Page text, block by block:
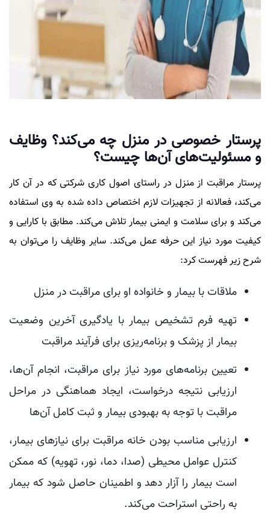
پرستار خصوصی در منزل چه می‌کند؟ وظایف
و مسئولیت‌های آن‌ها چیست؟
پرستار مراقبت از منزل در راستای اصول کاری شرکتی که در آن کار
می‌کند، فعالانه از تجهیزات لازم اختصاص داده شده به وی استفاده
می‌کند و برای سلامت و ایمنی بیمار تلاش می‌کند. مطابق با کارایی و
کیفیت مورد نیاز این حرفه عمل می‌کند. سایر وظایف را می‌توان به
شرح زیر فهرست کرد:
ملاقات با بیمار و خانواده او برای مراقبت در منزل
تهیه فرم تشخیص بیمار با یادگیری آخرین وضعیت
بیمار از پزشک و برنامه‌ریزی برای فرآیند مراقبت
تعیین برنامه‌های مورد نیاز برای مراقبت، انجام آن‌ها،
ارزیابی نتیجه درخواست، ایجاد هماهنگی در مراحل
مراقبت با توجه به بهبودی بیمار و ثبت کامل آن‌ها
ارزیابی مناسب بودن خانه مراقبت برای نیاز‌های بیمار،
کنترل عوامل محیطی (صدا، دما، نور، تهویه) که ممکن
است بیمار را آزار دهد و اطمینان حاصل شود که بیمار
به راحتی استراحت می‌کند.